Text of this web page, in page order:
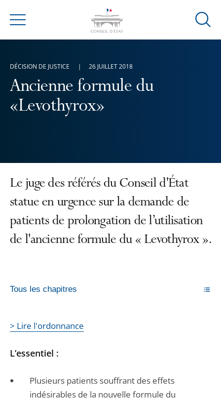
Menu
Ouvrir
Ancienne formule du
«Levothyrox»
DÉCISION DE JUSTICE 26 JUILLET 2018
Le juge des référés du Conseil d'État
statue en urgence sur la demande de
patients de prolongation de l’utilisation
de l'ancienne formule du « Levothyrox ».
Tous les chapitres
> Lire l'ordonnance
L’essentiel :
Plusieurs patients souffrant des effets
indésirables de la nouvelle formule du